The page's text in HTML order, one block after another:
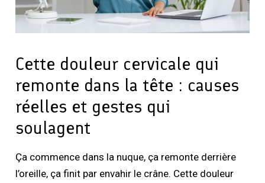
Cette douleur cervicale qui
remonte dans la tête : causes
réelles et gestes qui
soulagent
Ça commence dans la nuque, ça remonte derrière
l’oreille, ça finit par envahir le crâne. Cette douleur